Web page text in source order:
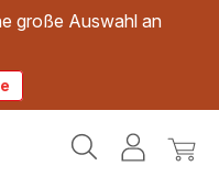
große Auswahl an
Mein
Mein